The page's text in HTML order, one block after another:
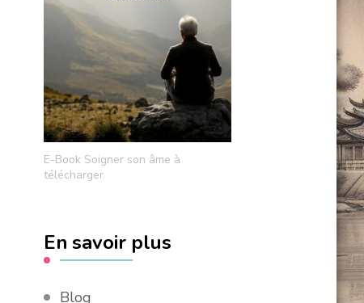
E-Book Soigner son âme à
télécharger
En savoir plus
Blog